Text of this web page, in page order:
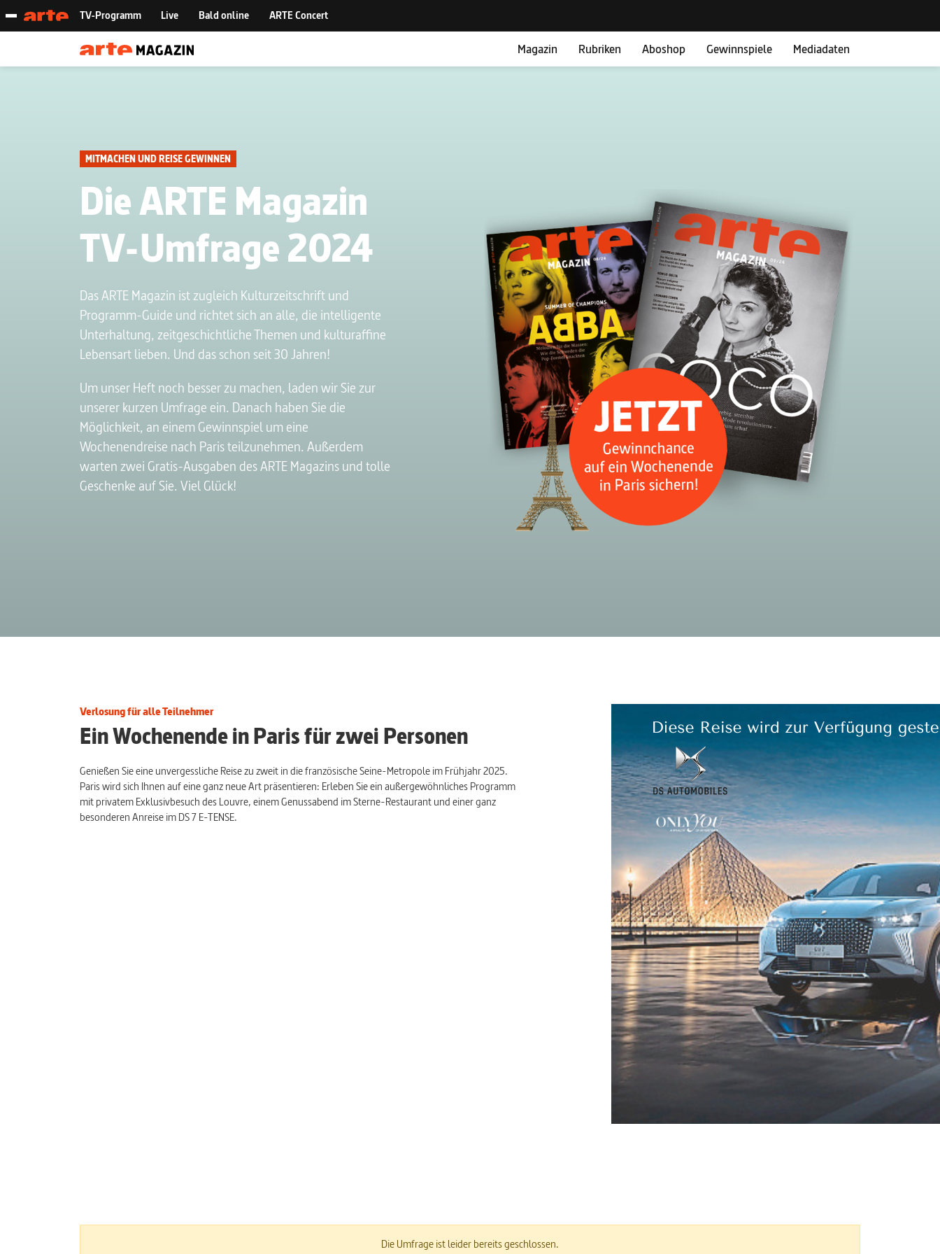
Magazin Rubriken Aboshop Gewinnspiele Mediadaten
MITMACHEN UND REISE GEWINNEN
Die ARTE Magazin
TV-Umfrage 2024
Das ARTE Magazin ist zugleich Kulturzeitschrift und
Programm-Guide und richtet sich an alle, die intelligente
Unterhaltung, zeitgeschichtliche Themen und kulturaffine
Lebensart lieben. Und das schon seit 30 Jahren!
Um unser Heft noch besser zu machen, laden wir Sie zur
unserer kurzen Umfrage ein. Danach haben Sie die
Möglichkeit, an einem Gewinnspiel um eine
Wochenendreise nach Paris teilzunehmen. Außerdem
warten zwei Gratis-Ausgaben des ARTE Magazins und tolle
Geschenke auf Sie. Viel Glück!
Verlosung für alle Teilnehmer
Ein Wochenende in Paris für zwei Personen
Genießen Sie eine unvergessliche Reise zu zweit in die französische Seine-Metropole im Frühjahr 2025.
Paris wird sich Ihnen auf eine ganz neue Art präsentieren: Erleben Sie ein außergewöhnliches Programm
mit privatem Exklusivbesuch des Louvre, einem Genussabend im Sterne-Restaurant und einer ganz
besonderen Anreise im DS 7 E-TENSE.
Die Umfrage ist leider bereits geschlossen.